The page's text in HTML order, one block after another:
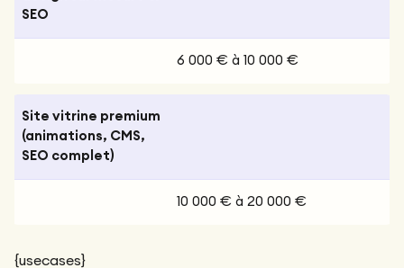
SEO
6 000 € à 10 000 €
Site vitrine premium
(animations, CMS,
SEO complet)
10 000 € à 20 000 €
{usecases}